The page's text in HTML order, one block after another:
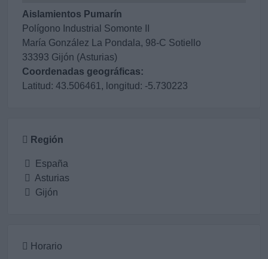
Aislamientos Pumarín
Polígono Industrial Somonte II
María González La Pondala, 98-C Sotiello
33393 Gijón (Asturias)
Coordenadas geográficas:
Latitud: 43.506461, longitud: -5.730223
Región
España
Asturias
Gijón
Horario